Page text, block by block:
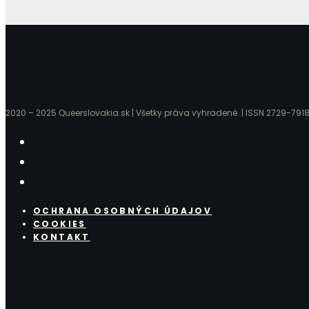
2020 – 2025 Queerslovakia.sk | Všetky práva vyhradené. | ISSN 2729-7918
OCHRANA OSOBNÝCH ÚDAJOV
COOKIES
KONTAKT